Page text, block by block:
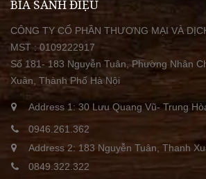
BIA SÀNH ĐIỆU
CÔNG TY CỔ PHẦN THƯƠNG MẠI VÀ
MST : 0109222917
Số 181- 183 Nguyễn Tuân, Phường Nhân
Xuân, Thành Phố Hà Nội
Address 1: 30 Lưu Quang Vũ- Trung
0946.261.362
Address 2: 183 Nguyễn Tuân, Thanh
0849.322.322